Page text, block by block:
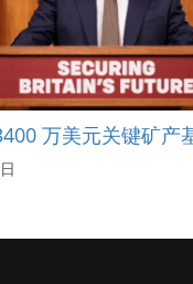
万美元关键矿产